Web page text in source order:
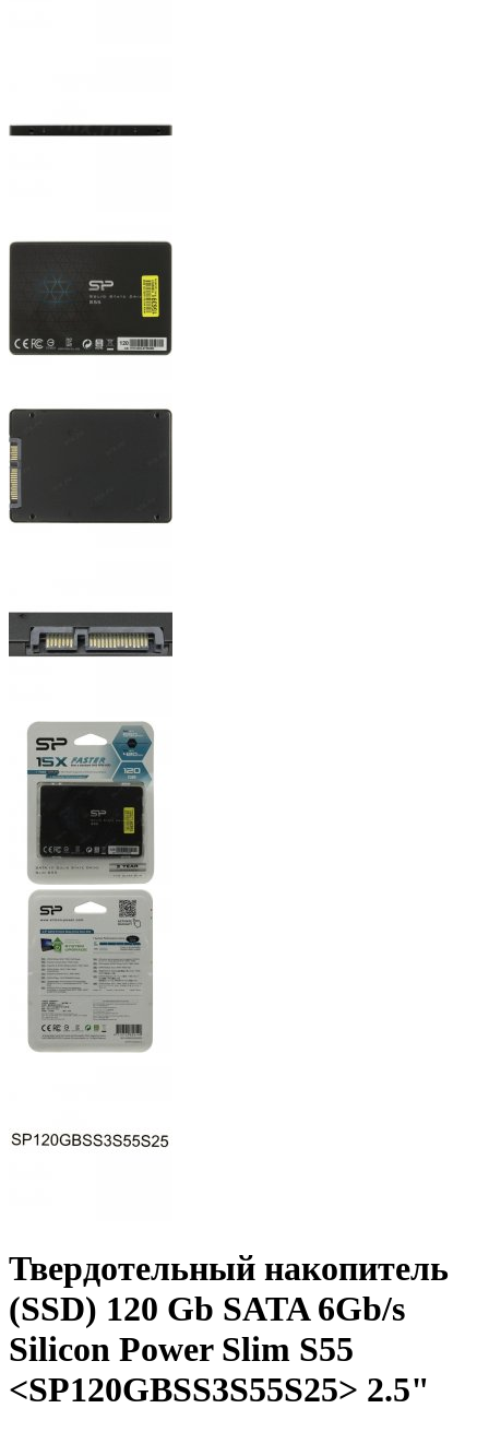
Твердотельный накопитель
(SSD) 120 Gb SATA 6Gb/­s
Silicon Power Slim S55
<SP120GBSS3S55S25> 2.5"